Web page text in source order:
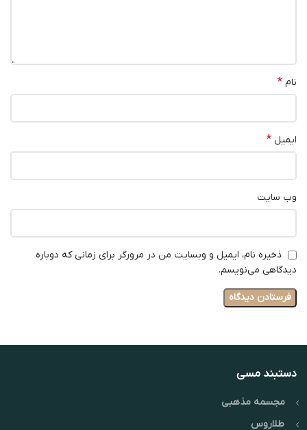
نام *
ایمیل *
وب‌ سایت
ذخیره نام، ایمیل و وبسایت من در مرورگر برای زمانی که دوباره
دیدگاهی می‌نویسم.
دستبند مسی
مجسمه مذهبی
طلاروس